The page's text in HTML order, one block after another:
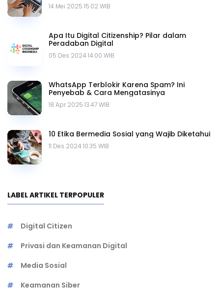
14 Mei 2025 15.02 WIB
Apa Itu Digital Citizenship? Pilar dalam
Peradaban Digital
05 Des 2024 14.00 WIB
WhatsApp Terblokir Karena Spam? Ini
Penyebab & Cara Mengatasinya
18 Apr 2025 13.47 WIB
10 Etika Bermedia Sosial yang Wajib Diketahui
11 Des 2024 10.35 WIB
LABEL ARTIKEL TERPOPULER
Digital Citizen
Privasi dan Keamanan Digital
Media Sosial
Keamanan Siber